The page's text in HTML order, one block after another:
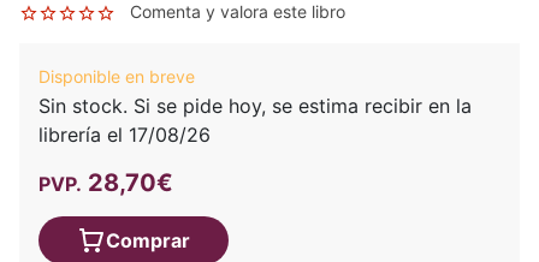
Comenta y valora este libro
Disponible en breve
Sin stock. Si se pide hoy, se estima recibir en la
librería el 17/08/26
PVP. 28,70€
Comprar